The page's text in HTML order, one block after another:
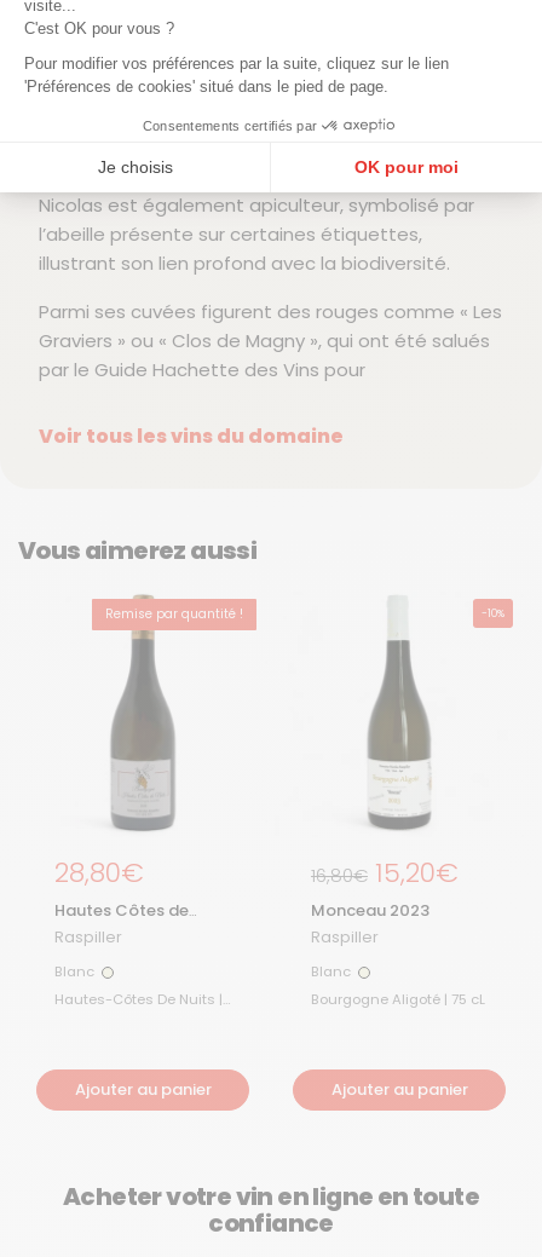
visite...
C'est OK pour vous ?
Pour modifier vos préférences par la suite, cliquez sur le lien
'Préférences de cookies' situé dans le pied de page.
Consentements certifiés par
Je choisis OK pour moi
Axeptio consent
Plateforme de Gestion du Consentement : Personnalisez vos Options
Notre plateforme vous permet d'adapter et de gérer vos paramètres de confidentialité, en
pour enrichir les sols.
Les vendanges sont réalisées manuellement et les
vinifications sont menées sans collage ni filtration,
ce qui permet d’obtenir des vins authentiques,
Bourgogne avec fraîcheur et élégance. En parallèle,
Nicolas est également apiculteur, symbolisé par
l’abeille présente sur certaines étiquettes,
illustrant son lien profond avec la biodiversité.
Parmi ses cuvées figurent des rouges comme « Les
Graviers » ou « Clos de Magny », qui ont été salués
par le Guide Hachette des Vins pour
Voir tous les vins du domaine
Vous aimerez aussi
Remise par quantité !
Prix régulier
28,80€
Hautes Côtes de
Nuits Blanc 2022
Raspiller
Blanc Blanc
Hautes-Côtes De Nuits |
Ajouter au panier
-10%
Prix de solde
16,80€ Prix régulier
15,20€
Monceau 2023
Raspiller
Blanc Blanc
Bourgogne Aligoté | 75 cL
Ajouter au panier
Acheter votre vin en ligne en toute
confiance